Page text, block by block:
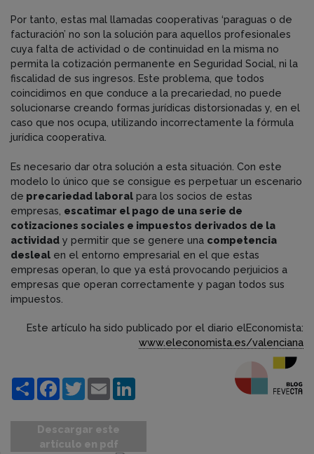
Por tanto, estas mal llamadas cooperativas ‘paraguas o de
facturación’ no son la solución para aquellos profesionales
cuya falta de actividad o de continuidad en la misma no
permita la cotización permanente en Seguridad Social, ni la
fiscalidad de sus ingresos. Este problema, que todos
coincidimos en que conduce a la precariedad, no puede
solucionarse creando formas jurídicas distorsionadas y, en el
caso que nos ocupa, utilizando incorrectamente la fórmula
jurídica cooperativa.
Es necesario dar otra solución a esta situación. Con este
modelo lo único que se consigue es perpetuar un escenario
de precariedad laboral para los socios de estas
empresas, escatimar el pago de una serie de
cotizaciones sociales e impuestos derivados de la
actividad y permitir que se genere una competencia
desleal en el entorno empresarial en el que estas
empresas operan, lo que ya está provocando perjuicios a
empresas que operan correctamente y pagan todos sus
impuestos.
Este artículo ha sido publicado por el diario elEconomista:
www.eleconomista.es/valenciana
CompartirFacebook
TwitterEmail
Descargar este
artículo en pdf